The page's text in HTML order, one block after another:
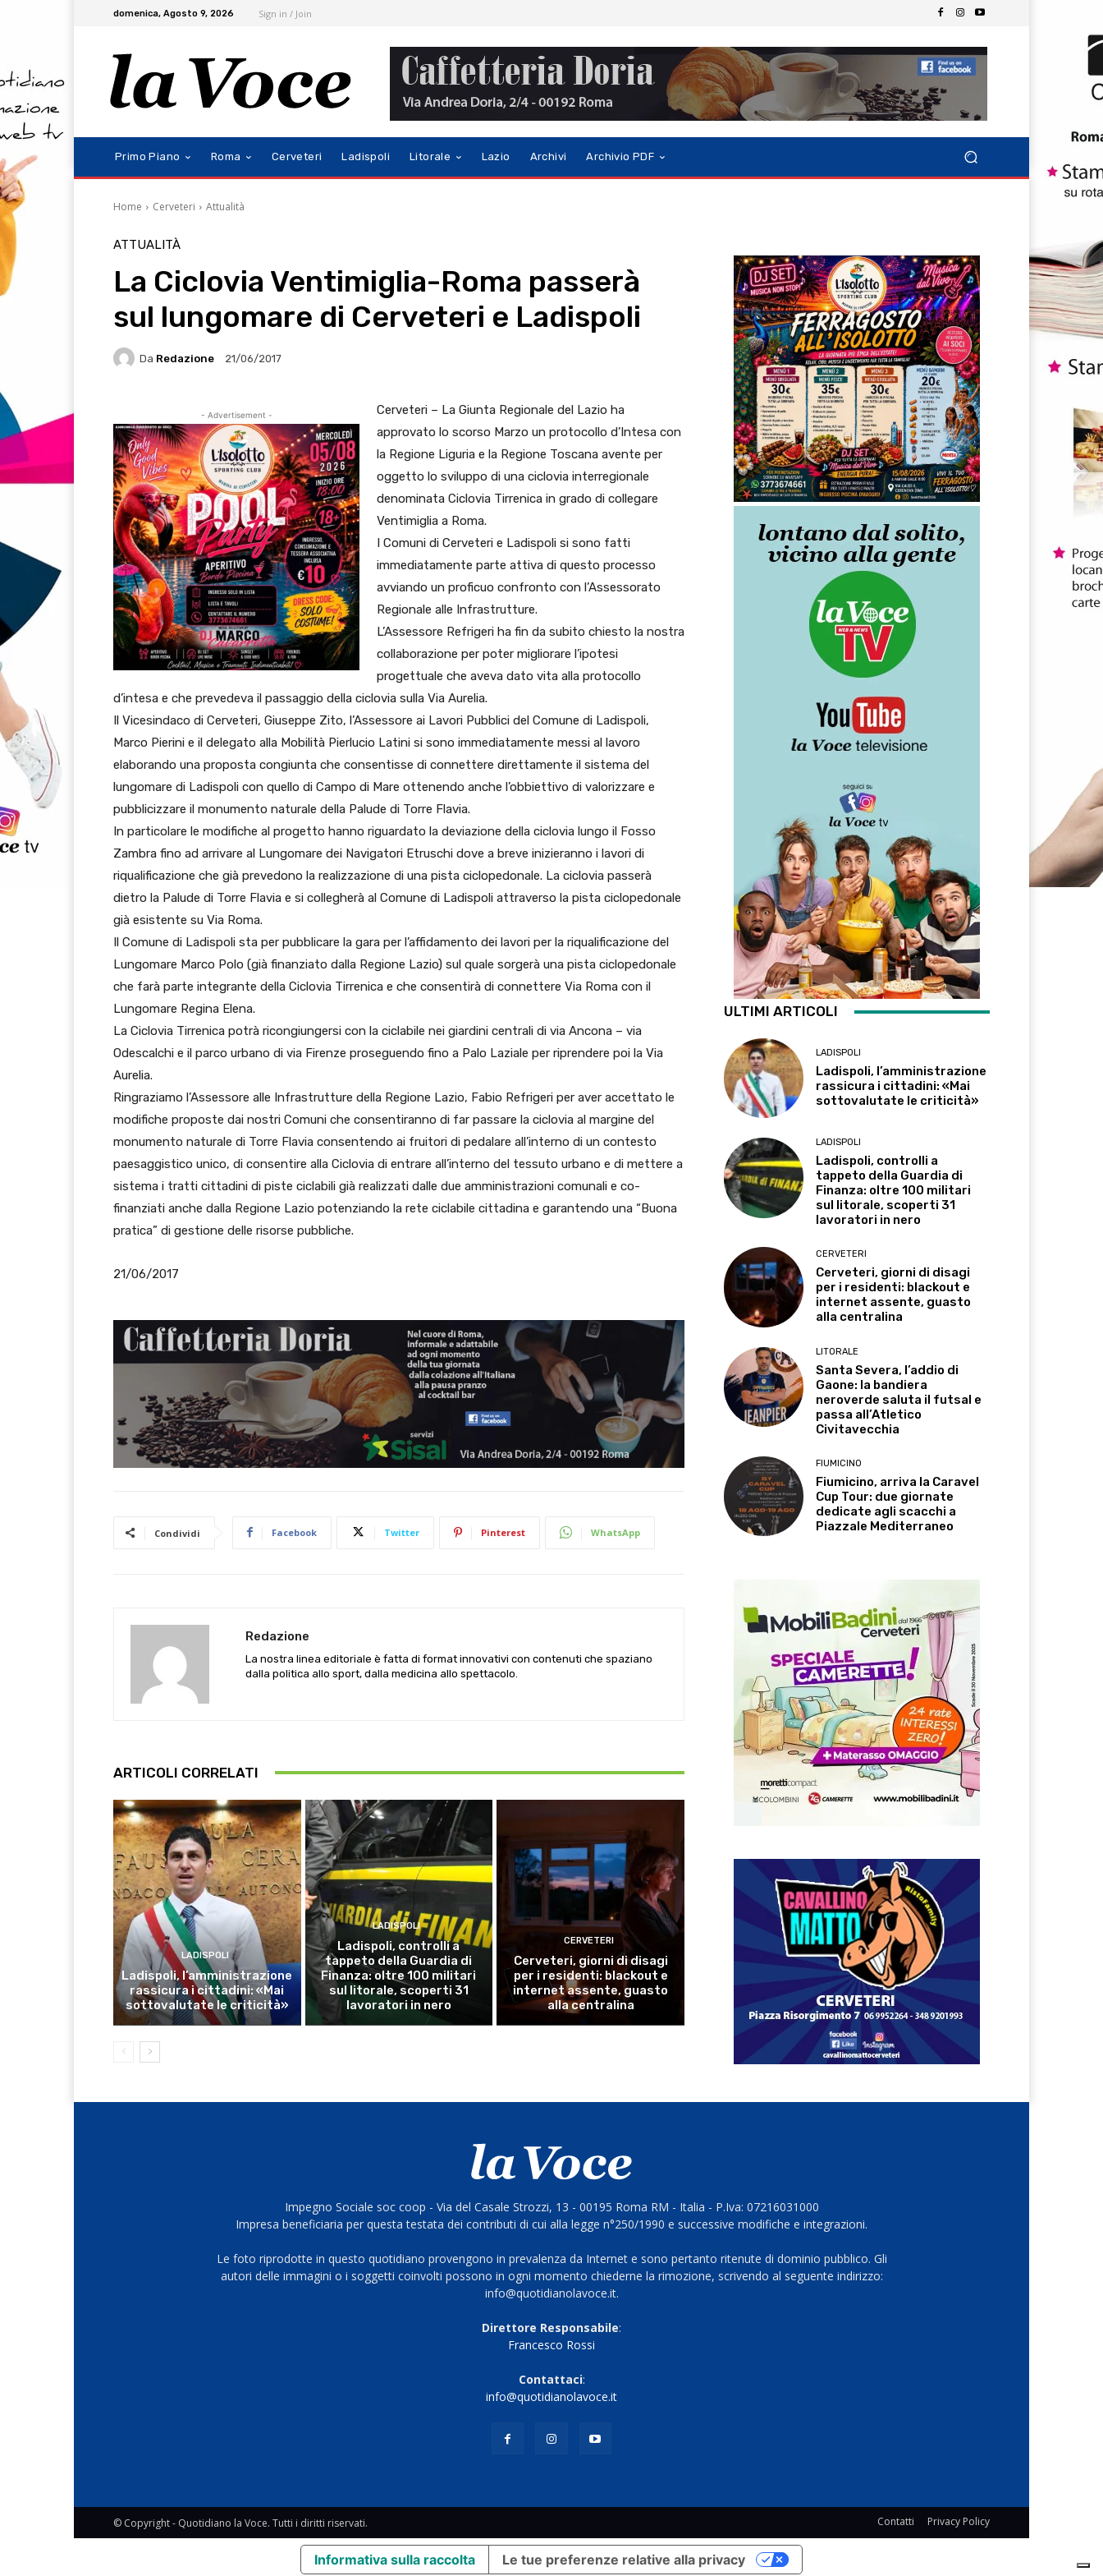
domenica, Agosto 9, 2026 Sign in / Join
Primo Piano Roma Cerveteri Ladispoli Litorale Lazio Archivi Archivio PDF
Home Cerveteri Attualità
ATTUALITÀ
La Ciclovia Ventimiglia-Roma passerà
sul lungomare di Cerveteri e Ladispoli
Da Redazione 21/06/2017
- Advertisement -
Cerveteri – La Giunta Regionale del Lazio ha
approvato lo scorso Marzo un protocollo d’Intesa con
la Regione Liguria e la Regione Toscana avente per
oggetto lo sviluppo di una ciclovia interregionale
denominata Ciclovia Tirrenica in grado di collegare
Ventimiglia a Roma.
I Comuni di Cerveteri e Ladispoli si sono fatti
immediatamente parte attiva di questo processo
avviando un proficuo confronto con l’Assessorato
Regionale alle Infrastrutture.
L’Assessore Refrigeri ha fin da subito chiesto la nostra
collaborazione per poter migliorare l’ipotesi
progettuale che aveva dato vita alla protocollo
d’intesa e che prevedeva il passaggio della ciclovia sulla Via Aurelia.
Il Vicesindaco di Cerveteri, Giuseppe Zito, l’Assessore ai Lavori Pubblici del Comune di Ladispoli,
Marco Pierini e il delegato alla Mobilità Pierlucio Latini si sono immediatamente messi al lavoro
elaborando una proposta congiunta che consentisse di connettere direttamente il sistema del
lungomare di Ladispoli con quello di Campo di Mare ottenendo anche l’obbiettivo di valorizzare e
pubblicizzare il monumento naturale della Palude di Torre Flavia.
In particolare le modifiche al progetto hanno riguardato la deviazione della ciclovia lungo il Fosso
Zambra fino ad arrivare al Lungomare dei Navigatori Etruschi dove a breve inizieranno i lavori di
riqualificazione che già prevedono la realizzazione di una pista ciclopedonale. La ciclovia passerà
dietro la Palude di Torre Flavia e si collegherà al Comune di Ladispoli attraverso la pista ciclopedonale
già esistente su Via Roma.
Il Comune di Ladispoli sta per pubblicare la gara per l’affidamento dei lavori per la riqualificazione del
Lungomare Marco Polo (già finanziato dalla Regione Lazio) sul quale sorgerà una pista ciclopedonale
che farà parte integrante della Ciclovia Tirrenica e che consentirà di connettere Via Roma con il
Lungomare Regina Elena.
La Ciclovia Tirrenica potrà ricongiungersi con la ciclabile nei giardini centrali di via Ancona – via
Odescalchi e il parco urbano di via Firenze proseguendo fino a Palo Laziale per riprendere poi la Via
Aurelia.
Ringraziamo l’Assessore alle Infrastrutture della Regione Lazio, Fabio Refrigeri per aver accettato le
modifiche proposte dai nostri Comuni che consentiranno di far passare la ciclovia al margine del
monumento naturale di Torre Flavia consentendo ai fruitori di pedalare all’interno di un contesto
paesaggistico unico, di consentire alla Ciclovia di entrare all’interno del tessuto urbano e di mettere a
sistema i tratti cittadini di piste ciclabili già realizzati dalle due amministrazioni comunali e co-
finanziati anche dalla Regione Lazio potenziando la rete ciclabile cittadina e garantendo una “Buona
pratica” di gestione delle risorse pubbliche.
21/06/2017
Condividi Facebook Twitter Pinterest WhatsApp
Redazione
La nostra linea editoriale è fatta di format innovativi con contenuti che spaziano
dalla politica allo sport, dalla medicina allo spettacolo.
ARTICOLI CORRELATI
LADISPOLI
Ladispoli, l’amministrazione
rassicura i cittadini: «Mai
sottovalutate le criticità»
LADISPOLI
Ladispoli, controlli a
tappeto della Guardia di
Finanza: oltre 100 militari
sul litorale, scoperti 31
lavoratori in nero
CERVETERI
Cerveteri, giorni di disagi
per i residenti: blackout e
internet assente, guasto
alla centralina
ULTIMI ARTICOLI
LADISPOLI
Ladispoli, l’amministrazione
rassicura i cittadini: «Mai
sottovalutate le criticità»
LADISPOLI
Ladispoli, controlli a
tappeto della Guardia di
Finanza: oltre 100 militari
sul litorale, scoperti 31
lavoratori in nero
CERVETERI
Cerveteri, giorni di disagi
per i residenti: blackout e
internet assente, guasto
alla centralina
LITORALE
Santa Severa, l’addio di
Gaone: la bandiera
neroverde saluta il futsal e
passa all’Atletico
Civitavecchia
FIUMICINO
Fiumicino, arriva la Caravel
Cup Tour: due giornate
dedicate agli scacchi a
Piazzale Mediterraneo
Impegno Sociale soc coop - Via del Casale Strozzi, 13 - 00195 Roma RM - Italia - P.Iva: 07216031000
Impresa beneficiaria per questa testata dei contributi di cui alla legge n°250/1990 e successive modifiche e integrazioni.
Le foto riprodotte in questo quotidiano provengono in prevalenza da Internet e sono pertanto ritenute di dominio pubblico. Gli
autori delle immagini o i soggetti coinvolti possono in ogni momento chiederne la rimozione, scrivendo al seguente indirizzo:
info@quotidianolavoce.it.
Direttore Responsabile:
Francesco Rossi
Contattaci:
info@quotidianolavoce.it
© Copyright - Quotidiano la Voce. Tutti i diritti riservati. Contatti Privacy Policy
Informativa sulla raccolta Le tue preferenze relative alla privacy